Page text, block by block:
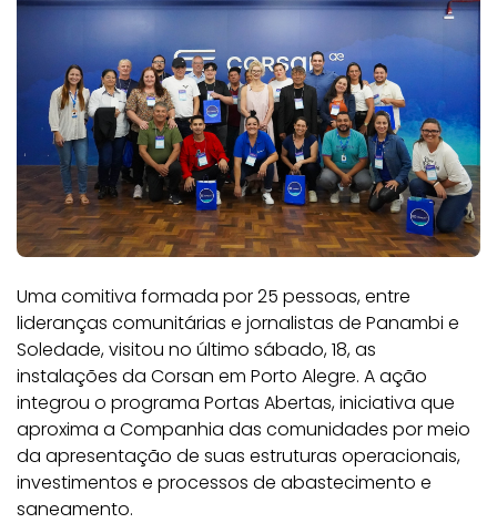
Uma comitiva formada por 25 pessoas, entre
lideranças comunitárias e jornalistas de Panambi e
Soledade, visitou no último sábado, 18, as
instalações da Corsan em Porto Alegre. A ação
integrou o programa Portas Abertas, iniciativa que
aproxima a Companhia das comunidades por meio
da apresentação de suas estruturas operacionais,
investimentos e processos de abastecimento e
saneamento.